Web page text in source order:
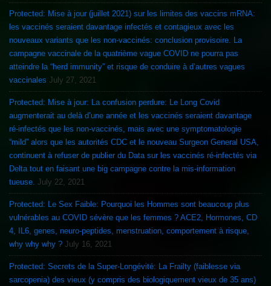
Protected: Mise à jour (juillet 2021) sur les limites des vaccins mRNA:
les vaccinés seraient davantage infectés et contagieux avec les
nouveaux variants que les non-vaccinés: conclusion provisoire. La
campagne vaccinale de la quatrième vague COVID ne pourra pas
atteindre la “herd immunity” et risque de conduire à d’autres vagues
vaccinales July 27, 2021
Protected: Mise à jour: La confusion perdure: Le Long Covid
augmenterait au delà d’une année et les vaccinés seraient davantage
ré-infectés que les non-vaccinés, mais avec une symptomatologie
“mild” alors que les autorités CDC et le nouveau Surgeon General USA,
continuent à refuser de publier du Data sur les vaccinés ré-infectés via
Delta tout en faisant une big campagne contre la mis-information
tueuse. July 22, 2021
Protected: Le Sex Faible: Pourquoi les Hommes sont beaucoup plus
vulnérables au COVID sévère que les femmes ? ACE2, Hormones, CD
4, IL6, genes, neuro-peptides, menstruation, comportement à risque,
why why why ? July 16, 2021
Protected: Secrets de la Super-Longévité: La Frailty (faiblesse via
sarcopenia) des vieux (y compris des biologiquement vieux de 35 ans)